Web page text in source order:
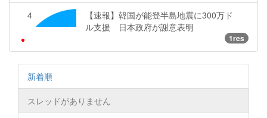
4
【速報】韓国が能登半島地震に300万ド
ル支援 日本政府が謝意表明
1res
新着順
スレッドがありません